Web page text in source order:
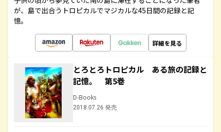
が、島で出合うトロピカルでマジカルな45日間の記録と記
憶。
詳細を見る
とろとろトロピカル ある旅の記録と
記憶。 第5巻
D-Books
2018.07.26 発売